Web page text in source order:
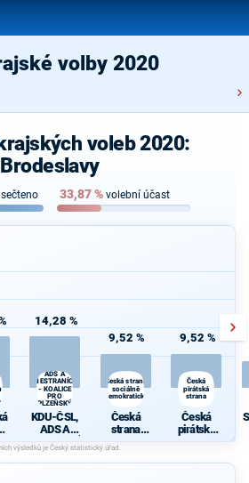
volby 2020
voleb 2020:
Brodeslavy
33,87% volební účast
14,28 %
ADS A
NESTRANÍCI
- KOALICE
PRO
PLZEŇSKÝ
KRAJ
KDU-ČSL,
ADS A
NESTRANÍ
CI -
KOALICE
9,52 %
Česká strana
sociálně
demokratická
Česká
strana
sociálně
demokrati
cká
9,52 %
Česká
pirátská
strana
Česká
pirátská
strana